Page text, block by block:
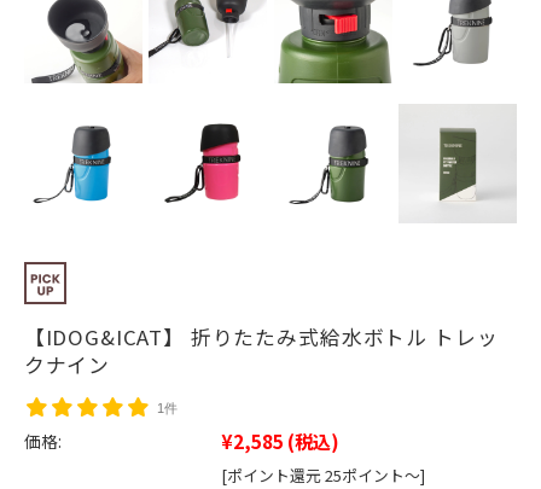
【IDOG&ICAT】 折りたたみ式給水ボトル トレッ
クナイン
1件
価格: ¥2,585 (税込)
[ポイント還元 25ポイント～]